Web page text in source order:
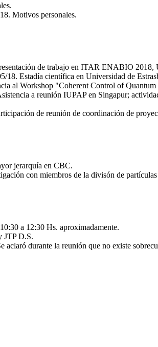
Motivos personales.
de trabajo en ITAR ENABIO
18. Estadía científica en Universidad de
al Workshop "Coherent Control of
a reunión IUPAP en Singapur;
de reunión de coordinación de
jerarquía en CBC.
con miembros de la divisón de
a 12:30 Hs. aproximadamente.
JTP D.S.
aclaró durante la reunión que no existe